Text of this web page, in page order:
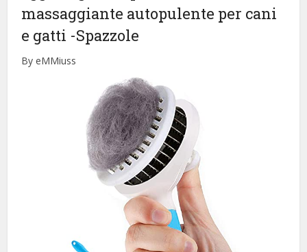
massaggiante autopulente per cani
e gatti -Spazzole
By eMMiuss